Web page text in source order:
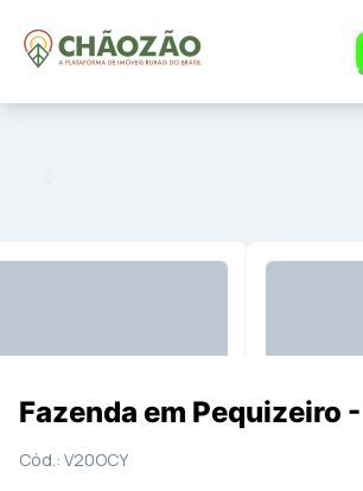
Fazenda em Pequizeiro
Cód.: V20OCY